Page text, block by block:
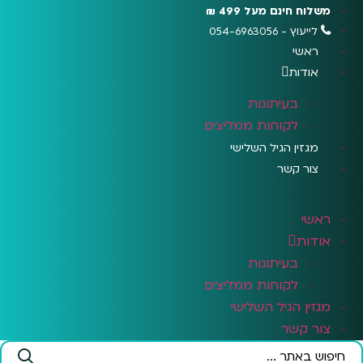
לתוכן
משלוח חינם מעל 499 ₪
לייעוץ - 054-6963056
ראשי
אודות
בעיתונות
לקוחות ממליצים
מגזין הגיל השלישי
צור קשר
ראשי
אודות
בעיתונות
לקוחות ממליצים
מגזין הגיל השלישי
צור קשר
Search